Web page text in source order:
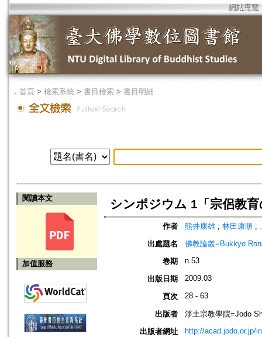
網站導覽
． 首頁 > 檢索系統 > 書目檢索 > 書目明細
閱讀本文
加值服務
シンポジウム 1「宗侶教
作者 熊井康雄 ; 林田康順 ;
出處題名
佛教論叢=Bukkyo
卷期
n.53
出版日期 2009.03
頁次 28 - 63
出版者
淨土宗教學院=Jodo
出版者網址
http://acad.jodo.or.jp/